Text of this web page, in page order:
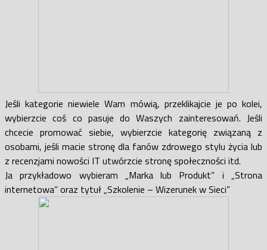
Jeśli kategorie niewiele Wam mówią, przeklikajcie je po kolei,
wybierzcie coś co pasuje do Waszych zainteresowań. Jeśli
chcecie promować siebie, wybierzcie kategorię związaną z
osobami, jeśli macie stronę dla fanów zdrowego stylu życia lub
z recenzjami nowości IT utwórzcie stronę społeczności itd.
Ja przykładowo wybieram „Marka lub Produkt” i „Strona
internetowa” oraz tytuł „Szkolenie – Wizerunek w Sieci”